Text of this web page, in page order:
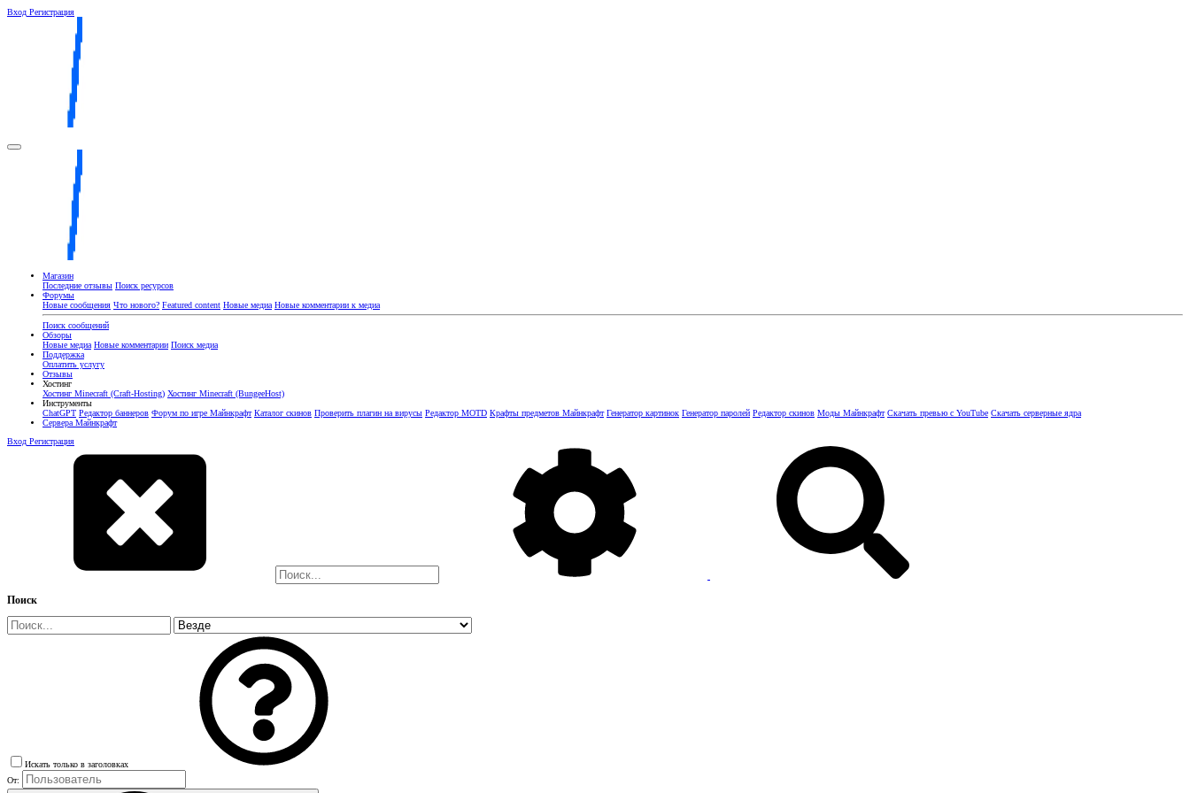
Вход Регистрация
Магазин
Последние отзывы Поиск ресурсов
Форумы
Новые сообщения Что нового? Featured content Новые медиа Новые комментарии к медиа
Поиск сообщений
Обзоры
Новые медиа Новые комментарии Поиск медиа
Поддержка
Оплатить услугу
Отзывы
Хостинг
Хостинг Minecraft (Craft-Hosting) Хостинг Minecraft (BungeeHost)
Инструменты
ChatGPT Редактор баннеров Форум по игре Майнкрафт Каталог скинов Проверить плагин на вирусы Редактор MOTD Крафты предметов Майнкрафт Генератор картинок Генератор паролей Редактор скинов Моды Майнкрафт Скачать превью с YouTube Скачать серверные ядра
Сервера Майнкрафт
Вход Регистрация
Поиск
Искать только в заголовках
От: